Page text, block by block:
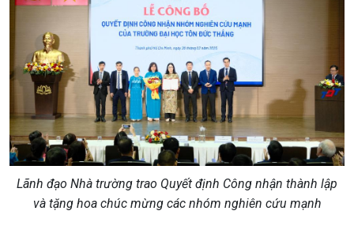
Lãnh đạo Nhà trường trao Quyết định Công nhận thành lập
và tặng hoa chúc mừng các nhóm nghiên cứu mạnh